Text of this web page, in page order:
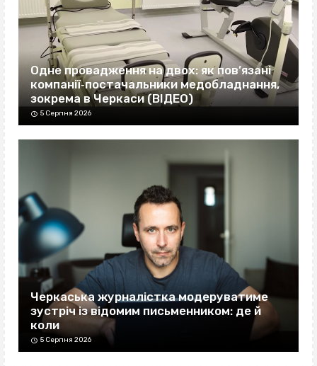
Одне провадження на двох: як пов’язані
компанії‐постачальники медобладнання,
зокрема в Черкаси (ВІДЕО)
5 Серпня 2026
Черкаська журналістка модеруватиме
зустріч із відомим письменником: де й
коли
5 Серпня 2026